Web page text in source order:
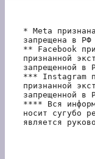
* Meta
запрещена в РФ
** Facebook
признанной
запрещенной в
*** Instagram
признанной
запрещенной в
**** Вся
носит сугубо
является